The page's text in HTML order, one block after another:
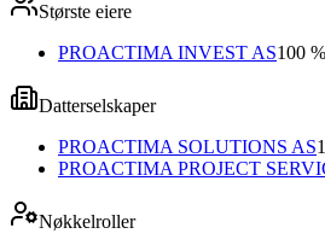
Største eiere
PROACTIMA INVEST AS100 %
Datterselskaper
PROACTIMA SOLUTIONS AS
PROACTIMA PROJECT
Nøkkelroller